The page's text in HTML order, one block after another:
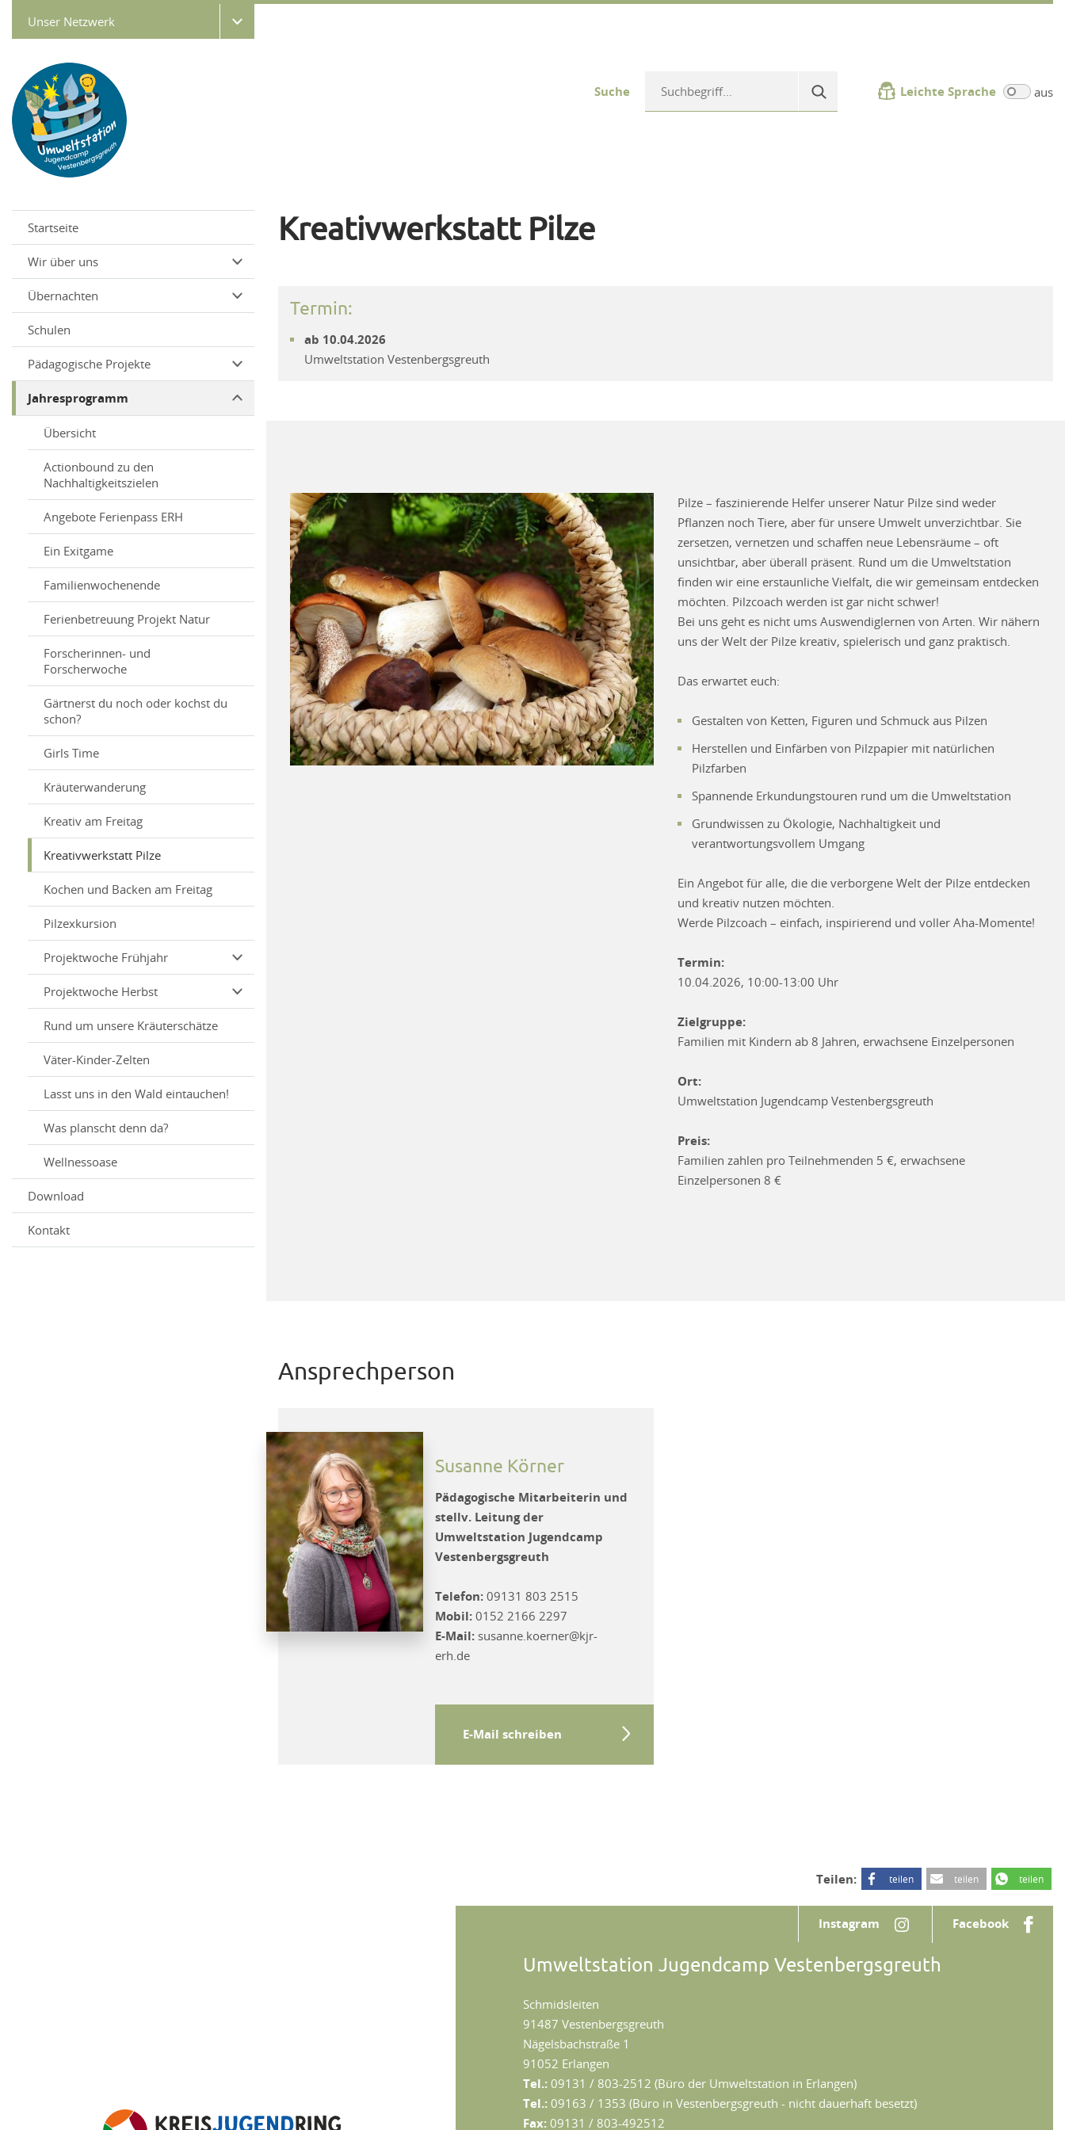
Unser Netzwerk
Suche Leichte Sprache aus
Startseite
Wir über uns
Übernachten
Schulen
Pädagogische Projekte
Jahresprogramm
Übersicht
Actionbound zu den
Nachhaltigkeitszielen
Angebote Ferienpass ERH
Ein Exitgame
Familienwochenende
Ferienbetreuung Projekt Natur
Forscherinnen- und
Forscherwoche
Gärtnerst du noch oder kochst du
schon?
Girls Time
Kräuterwanderung
Kreativ am Freitag
Kreativwerkstatt Pilze
Kochen und Backen am Freitag
Pilzexkursion
Projektwoche Frühjahr
Projektwoche Herbst
Rund um unsere Kräuterschätze
Väter-Kinder-Zelten
Lasst uns in den Wald eintauchen!
Was planscht denn da?
Wellnessoase
Download
Kontakt
Kreativwerkstatt Pilze
Termin:
ab 10.04.2026
Umweltstation Vestenbergsgreuth
Pilze – faszinierende Helfer unserer Natur Pilze sind weder
Pflanzen noch Tiere, aber für unsere Umwelt unverzichtbar. Sie
zersetzen, vernetzen und schaffen neue Lebensräume – oft
unsichtbar, aber überall präsent. Rund um die Umweltstation
finden wir eine erstaunliche Vielfalt, die wir gemeinsam entdecken
möchten. Pilzcoach werden ist gar nicht schwer!
Bei uns geht es nicht ums Auswendiglernen von Arten. Wir nähern
uns der Welt der Pilze kreativ, spielerisch und ganz praktisch.
Das erwartet euch:
Gestalten von Ketten, Figuren und Schmuck aus Pilzen
Herstellen und Einfärben von Pilzpapier mit natürlichen
Pilzfarben
Spannende Erkundungstouren rund um die Umweltstation
Grundwissen zu Ökologie, Nachhaltigkeit und
verantwortungsvollem Umgang
Ein Angebot für alle, die die verborgene Welt der Pilze entdecken
und kreativ nutzen möchten.
Werde Pilzcoach – einfach, inspirierend und voller Aha-Momente!
Termin:
10.04.2026, 10:00-13:00 Uhr
Zielgruppe:
Familien mit Kindern ab 8 Jahren, erwachsene Einzelpersonen
Ort:
Umweltstation Jugendcamp Vestenbergsgreuth
Preis:
Familien zahlen pro Teilnehmenden 5 €, erwachsene
Einzelpersonen 8 €
Ansprechperson
Susanne Körner
Pädagogische Mitarbeiterin und
stellv. Leitung der
Umweltstation Jugendcamp
Vestenbergsgreuth
Telefon:09131 803 2515
Mobil:0152 2166 2297
E-Mail:susanne.koerner@kjr-
erh.de
E-Mail schreiben
Teilen: teilen teilen teilen
Instagram Facebook
Umweltstation Jugendcamp Vestenbergsgreuth
Schmidsleiten
91487 Vestenbergsgreuth
Nägelsbachstraße 1
91052 Erlangen
Tel.: 09131 / 803-2512 (Büro der Umweltstation in Erlangen)
Tel.: 09163 / 1353 (Büro in Vestenbergsgreuth - nicht dauerhaft besetzt)
Fax: 09131 / 803-492512